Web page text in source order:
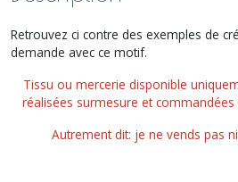
Retrouvez ci contre des exemples de
demande avec ce motif.
Tissu ou mercerie disponible
réalisées surmesure et commandées
Autrement dit: je ne vends pas